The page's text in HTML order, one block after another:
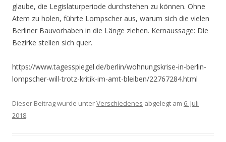
glaube, die Legislaturperiode durchstehen zu können. Ohne
Atem zu holen, führte Lompscher aus, warum sich die vielen
Berliner Bauvorhaben in die Länge ziehen. Kernaussage: Die
Bezirke stellen sich quer.
https://www.tagesspiegel.de/berlin/wohnungskrise-in-berlin-
lompscher-will-trotz-kritik-im-amt-bleiben/22767284.html
Dieser Beitrag wurde unterVerschiedenes abgelegt am 6. Juli
2018.